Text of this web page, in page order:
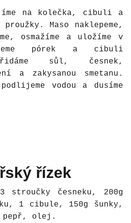
na kolečka, cibuli a
Maso naklepeme,
osmažíme a uložíme v
pórek a cibuli
sůl, česnek,
a zakysanou smetanu.
vodou a dusíme
řízek
česneku, 200g
1 cibule, 150g šunky,
pepř, olej.